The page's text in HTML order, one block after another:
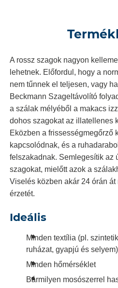
A rossz szagok nagyon
lehetnek. Előfordul, hogy a
nem tűnnek el teljesen, vagy
Beckmann Szageltávolító
a szálak mélyéből a makacs
dohos szagokat az illatellenes
Eközben a frissességmegőrző
kapcsolódnak, és a
felszakadnak. Semlegesítik az
szagokat, mielőtt azok a
Viselés közben akár 24 órán
érzetét.
Ideális
Minden textília (pl.
ruházat, gyapjú és selyem)
Minden hőmérséklet
Bármilyen mosószerrel